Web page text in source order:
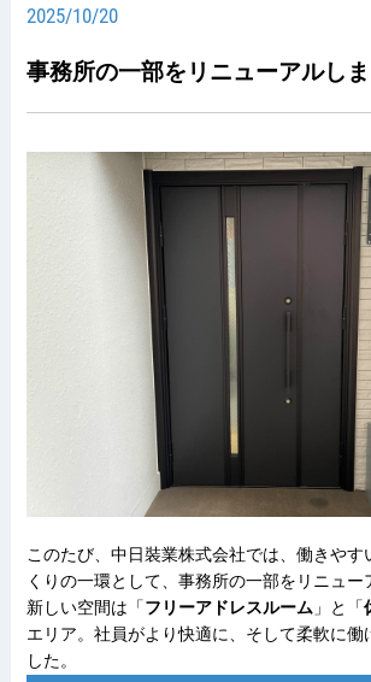
2025/10/20
事務所の一部をリニューアルしま
このたび、中日裝業株式会社では、働きやす
くりの一環として、事務所の一部をリニュー
新しい空間は「フリーアドレスルーム 」と「
エリア。社員がより快適に、そして柔軟に働
した。